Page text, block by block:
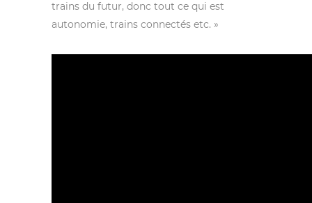
trains du futur, donc tout ce qui est
autonomie, trains connectés etc. »